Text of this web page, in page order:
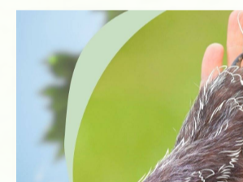
ププちゃん、今まで本当にありがとう。
どうか、ゆっくり休んでね。
#ペット火葬 #直方市 #ミックス猫
#ペットとのお別れ #大切な家族